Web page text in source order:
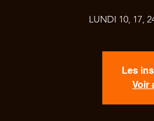
LUNDI 10, 17,
Les
Voir